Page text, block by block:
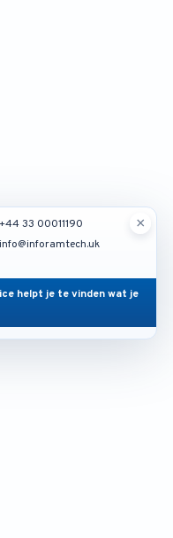
×
+44 33 00011190
info@inforamtech.uk
helpt je te vinden wat je